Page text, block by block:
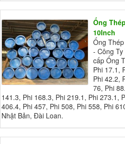
Ống
10Inch
Ống
- Công
cấp Ống
Phi 17.1,
Phi 42.2,
76, Phi
141.3, Phi 168.3, Phi 219.1, Phi 273.1,
406.4, Phi 457, Phi 508, Phi 558, Phi
Nhật Bản, Đài Loan.